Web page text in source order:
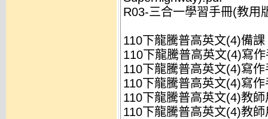
R03-三合一學習手冊(教用
110下龍騰普高英文(4)備課
110下龍騰普高英文(4)寫
110下龍騰普高英文(4)寫
110下龍騰普高英文(4)寫
110下龍騰普高英文(4)教
110下龍騰普高英文(4)教